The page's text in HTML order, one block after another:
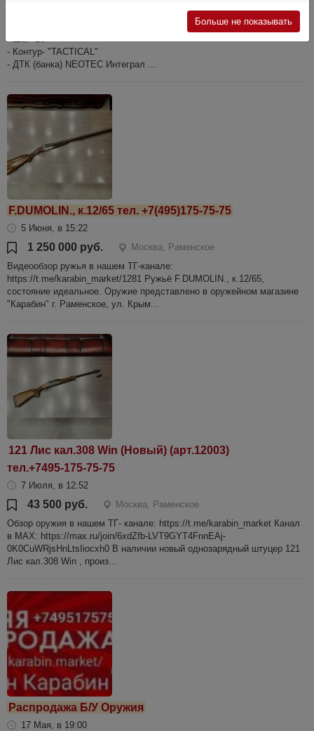
- Шаг- 10
- Контур- "TACTICAL"
- ДТК (банка) NEOTEC Интеграл ...
F.DUMOLIN., к.12/65 тел. +7(495)175-75-75
5 Июня, в 15:22
1 250 000 руб.
Москва, Раменское
Видеообзор ружья в нашем ТГ-канале:
https://t.me/karabin_market/1281 Ружьё F.DUMOLIN., к.12/65,
состояние идеальное. Оружие представлено в оружейном магазине
"Карабин" г. Раменское, ул. Крым...
121 Лис кал.308 Win (Новый) (арт.12003)
тел.+7495-175-75-75
7 Июля, в 12:52
43 500 руб.
Москва, Раменское
Обзор оружия в нашем ТГ- канале: https://t.me/karabin_market Канал
в МАХ: https://max.ru/join/6xdZfb-LVT9GYT4FnnEAj-
0K0CuWRjsHnLtsIiocxh0 В наличии новый однозарядный штуцер 121
Лис кал.308 Win , произ...
Распродажа Б/У Оружия
17 Мая, в 19:00
Больше не показывать